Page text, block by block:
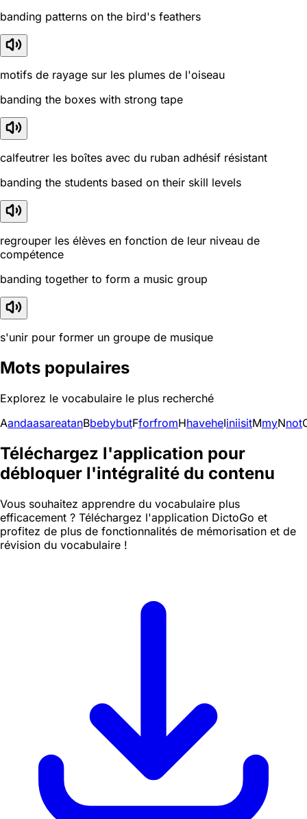
banding patterns on the bird's feathers
motifs de rayage sur les plumes de l'oiseau
banding the boxes with strong tape
calfeutrer les boîtes avec du ruban adhésif résistant
banding the students based on their skill levels
regrouper les élèves en fonction de leur niveau de
compétence
banding together to form a music group
s'unir pour former un groupe de musique
Mots populaires
Explorez le vocabulaire le plus recherché
AandaasareatanBbebybutFforfromHhaveheIiniisitMmyNnot
Téléchargez l'application pour
débloquer l'intégralité du contenu
Vous souhaitez apprendre du vocabulaire plus
efficacement ? Téléchargez l'application DictoGo et
profitez de plus de fonctionnalités de mémorisation et de
révision du vocabulaire !